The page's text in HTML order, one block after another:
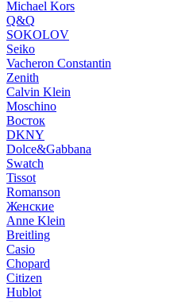
Michael Kors
Q&Q
SOKOLOV
Seiko
Vacheron Constantin
Zenith
Calvin Klein
Moschino
Восток
DKNY
Dolce&Gabbana
Swatch
Tissot
Romanson
Женские
Anne Klein
Breitling
Casio
Chopard
Citizen
Hublot